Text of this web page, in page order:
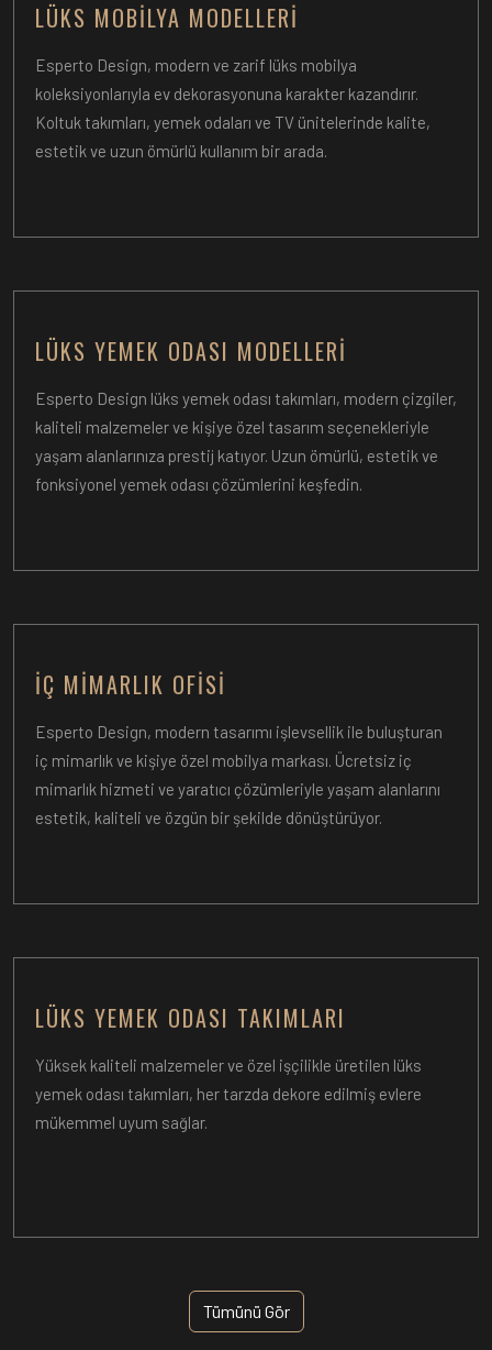
LÜKS MOBILYA MODELLERI
Esperto Design, modern ve zarif lüks mobilya
koleksiyonlarıyla ev dekorasyonuna karakter kazandırır.
Koltuk takımları, yemek odaları ve TV ünitelerinde kalite,
estetik ve uzun ömürlü kullanım bir arada.
LÜKS YEMEK ODASI MODELLERI
Esperto Design lüks yemek odası takımları, modern çizgiler,
kaliteli malzemeler ve kişiye özel tasarım seçenekleriyle
yaşam alanlarınıza prestij katıyor. Uzun ömürlü, estetik ve
fonksiyonel yemek odası çözümlerini keşfedin.
İÇ MIMARLIK OFISI
Esperto Design, modern tasarımı işlevsellik ile buluşturan
iç mimarlık ve kişiye özel mobilya markası. Ücretsiz iç
mimarlık hizmeti ve yaratıcı çözümleriyle yaşam alanlarını
estetik, kaliteli ve özgün bir şekilde dönüştürüyor.
LÜKS YEMEK ODASI TAKIMLARI
Yüksek kaliteli malzemeler ve özel işçilikle üretilen lüks
yemek odası takımları, her tarzda dekore edilmiş evlere
mükemmel uyum sağlar.
Tümünü Gör